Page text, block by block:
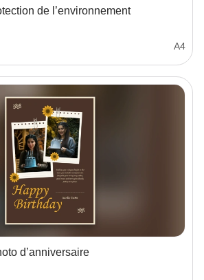
de l’environnement
A4
d’anniversaire